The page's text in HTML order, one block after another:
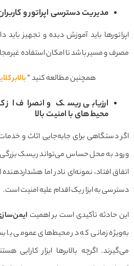
مدیریت دسترسی اپراتور و
اپراتورها باید آموزش دیده و تجهیز
مصرف و مسیر باشد تا امکان استفاده
همچنین مطالعه کنید ”بالابر
ارزیابی ریسک و انصراف از
محیط‌های با امنیت بالا
اگر دستگاهی برای جابه‌جایی اثاث و
ورود به محل حساس می‌تواند ریسک بزرگی
اتفاق افتاد، نمونه‌ای نادر اما
دسترسی به ابزار یک اقدام علیه امنیت است.
این حادثه تأکیدی است بر اهمیت
به‌ویژه زمانی که در محیط‌های عمومی یا
می‌گیرند. اگرچه بالابرها ابزار کارایی